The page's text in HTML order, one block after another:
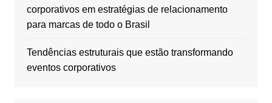
corporativos em estratégias de relacionamento
para marcas de todo o Brasil
Tendências estruturais que estão transformando
eventos corporativos